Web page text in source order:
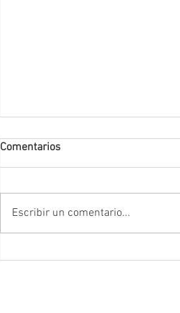
Comentarios
Escribir un comentario...